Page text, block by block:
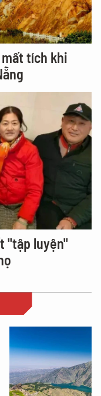
tích khi
"tập luyện"